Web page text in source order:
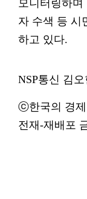
모니터링하며
자 수색 등 시
하고 있다.
NSP통신 김오
ⓒ한국의 경제
전재-재배포